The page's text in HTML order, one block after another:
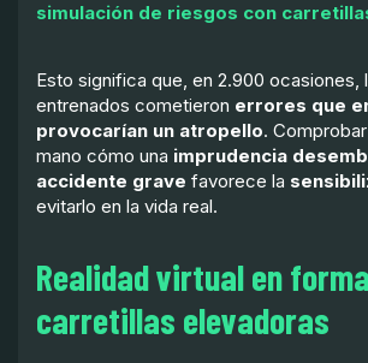
simulación de riesgos con
Esto significa que, en 2.900 ocasiones,
entrenados cometieron errores que
provocarían un atropello.
mano cómo una imprudencia
accidente grave favorece la
evitarlo en la vida real.
Realidad virtual en
carretillas elevadoras